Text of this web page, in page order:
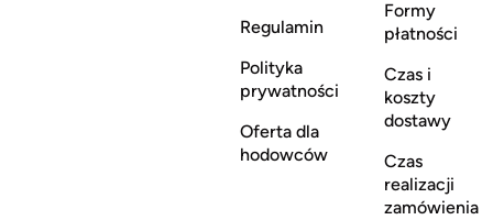
Regulamin
Polityka
prywatności
Oferta dla
hodowców
Formy
płatności
Czas i
koszty
dostawy
Czas
realizacji
zamówienia